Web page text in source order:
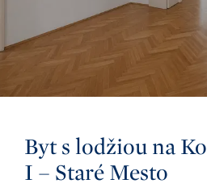
Byt s lodžiou na
I – Staré Mesto